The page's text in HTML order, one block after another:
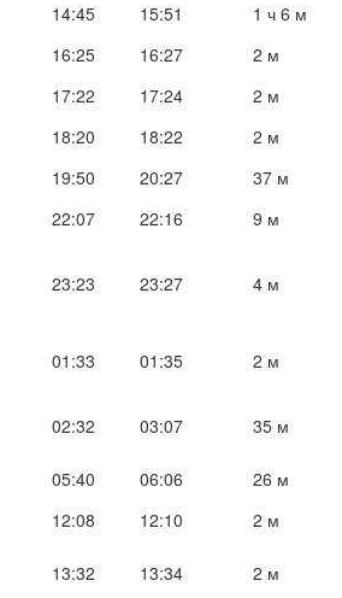
14:45 15:51
1 ч 6 м
16:25 16:27
2 м
17:22 17:24
2 м
18:20 18:22
2 м
19:50 20:27
37 м
22:07 22:16
9 м
23:23 23:27 4 м
01:33 01:35 2 м
02:32 03:07 35 м
05:40 06:06
26 м
12:08 12:10
2 м
13:32 13:34 2 м